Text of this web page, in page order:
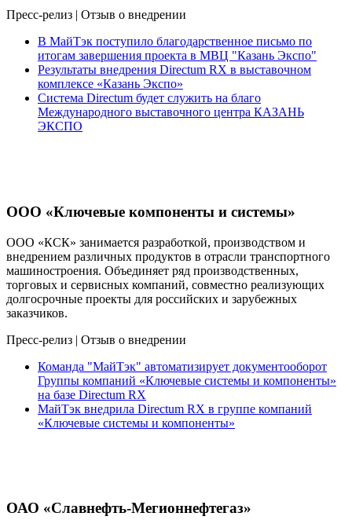
Пресс-релиз | Отзыв о внедрении
В МайТэк поступило благодарственное письмо по
итогам завершения проекта в МВЦ "Казань Экспо"
Результаты внедрения Directum RX в выставочном
комплексе «Казань Экспо»
Система Directum будет служить на благо
Международного выставочного центра КАЗАНЬ
ЭКСПО
ООО «Ключевые компоненты и системы»
ООО «КСК» занимается разработкой, производством и
внедрением различных продуктов в отрасли транспортного
машиностроения. Объединяет ряд производственных,
торговых и сервисных компаний, совместно реализующих
долгосрочные проекты для российских и зарубежных
заказчиков.
Пресс-релиз | Отзыв о внедрении
Команда "МайТэк" автоматизирует документооборот
Группы компаний «Ключевые системы и компоненты»
на базе Directum RX
МайТэк внедрила Directum RX в группе компаний
«Ключевые системы и компоненты»
ОАО «Славнефть-Мегионнефтегаз»